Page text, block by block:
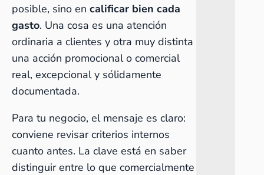
posible, sino en calificar bien cada
gasto. Una cosa es una atención
ordinaria a clientes y otra muy distinta
una acción promocional o comercial
real, excepcional y sólidamente
documentada.
Para tu negocio, el mensaje es claro:
conviene revisar criterios internos
cuanto antes. La clave está en saber
distinguir entre lo que comercialmente